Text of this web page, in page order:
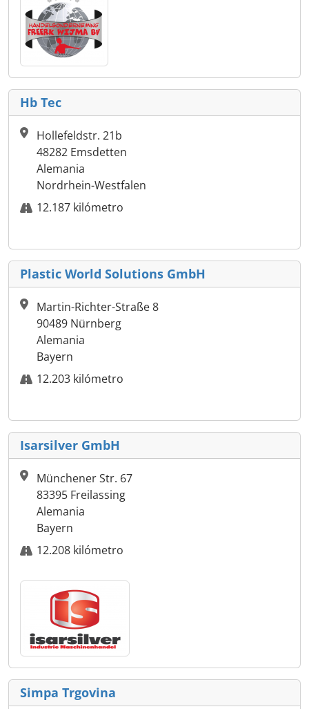
Hb Tec
Hollefeldstr. 21b
48282 Emsdetten
Alemania
Nordrhein-Westfalen
12.187 kilómetro
Plastic World Solutions GmbH
Martin-Richter-Straße 8
90489 Nürnberg
Alemania
Bayern
12.203 kilómetro
Isarsilver GmbH
Münchener Str. 67
83395 Freilassing
Alemania
Bayern
12.208 kilómetro
Simpa Trgovina